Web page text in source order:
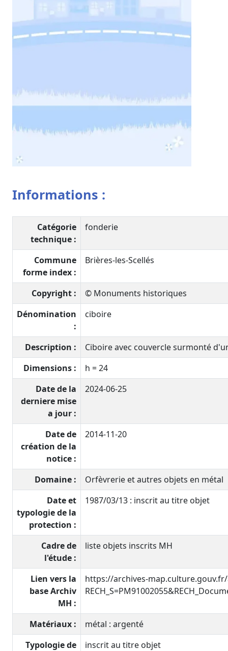
Informations :
Catégorie
technique :
fonderie
Commune
forme index :
Brières-les-Scellés
Copyright :
© Monuments historiques
Dénomination
:
ciboire
Description :
Ciboire avec couvercle surmonté
Dimensions :
h = 24
Date de la
derniere mise
a jour :
2024-06-25
Date de
création de la
notice :
2014-11-20
Domaine :
Orfèvrerie et autres objets en métal
Date et
typologie de la
protection :
1987/03/13 : inscrit au titre objet
Cadre de
l'étude :
liste objets inscrits MH
Lien vers la
base Archiv
MH :
https://archives-
Matériaux :
métal : argenté
Typologie de
inscrit au titre objet